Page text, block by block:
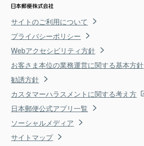
サイトのご利用について
プライバシーポリシー
Webアクセシビリティ方針
お客さま本位の業務運営に関する基本方針
勧誘方針
カスタマーハラスメントに関する考え方
日本郵便公式アプリ一覧
ソーシャルメディア
サイトマップ